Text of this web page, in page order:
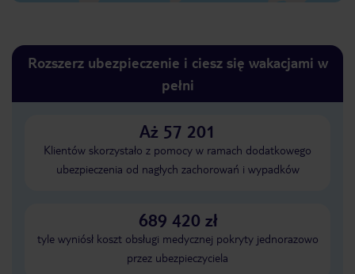
Rozszerz ubezpieczenie i ciesz się wakacjami w
pełni
Aż 57 201
Klientów skorzystało z pomocy w ramach dodatkowego
ubezpieczenia od nagłych zachorowań i wypadków
689 420 zł
tyle wyniósł koszt obsługi medycznej pokryty jednorazowo
przez ubezpieczyciela